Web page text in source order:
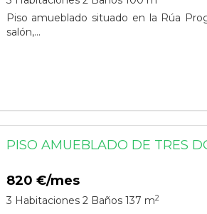
Piso amueblado situado en la Rúa
salón,...
PISO AMUEBLADO DE TRES
820 €/mes
3 Habitaciones 2 Baños 137 m2